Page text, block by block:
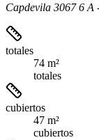
Capdevila 3067 6 A
totales
74 m²
totales
cubiertos
47 m²
cubiertos